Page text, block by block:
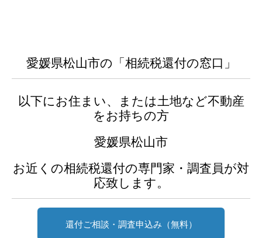
愛媛県松山市の「相続税還付の窓口」
以下にお住まい、または土地など不動産
をお持ちの方
愛媛県松山市
お近くの相続税還付の専門家・調査員が対
応致します。
還付ご相談・調査申込み（無料）